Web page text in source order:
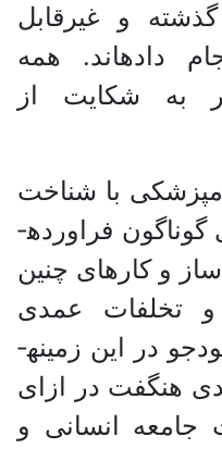
و غیرقابل
داده­اند. همه
به شکایت از
با شناخت
تمامی راه­ها و شیوه­های گوناگون فراورده­
و کار­های چنین
و تخلفات عمدی
کشتارگاه­ها و عاملان سودجو در این زمینه­
هنگفت در ازای
جامعه انسانی و